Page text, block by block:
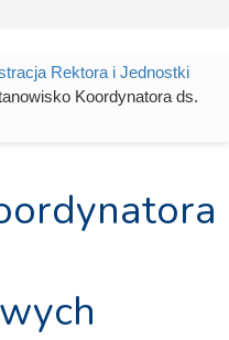
Rektora i Jednostki
Koordynatora ds.